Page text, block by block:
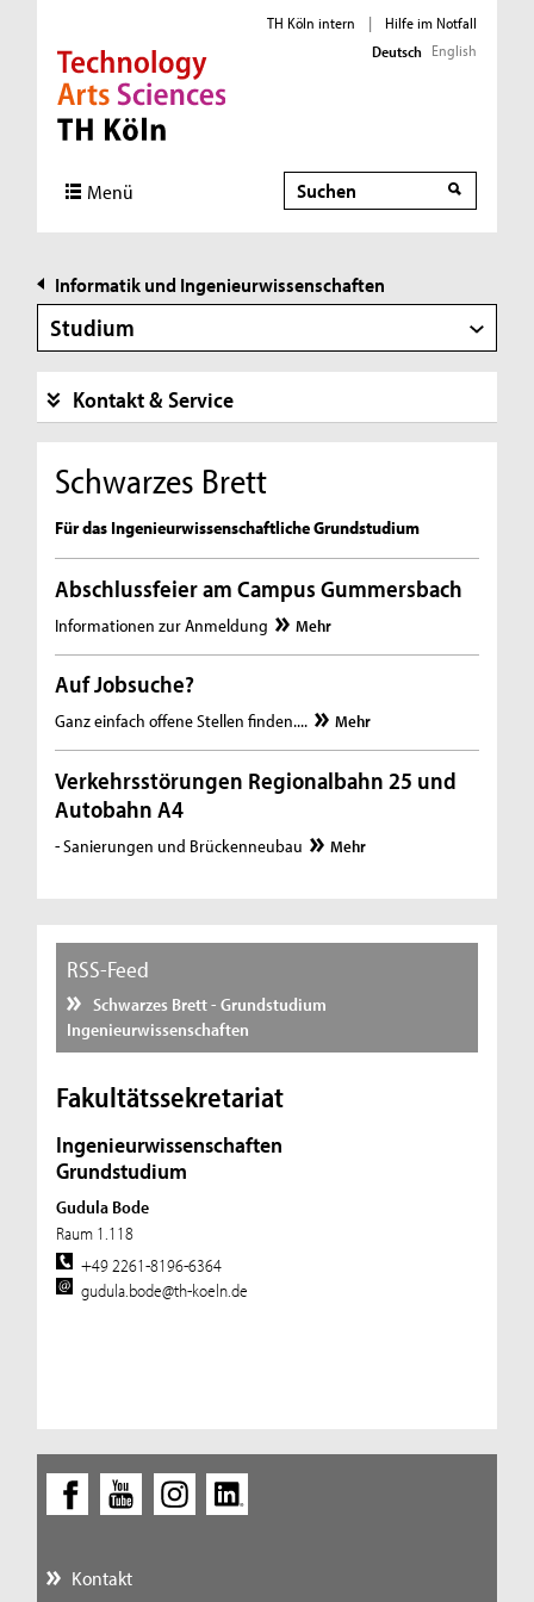
Direkt zur Hauptnavigation
Direkt zur Subnavigation
Direkt zum Inhalt
Direkt zum Fußbereich
TH Köln intern |
Hilfe im Notfall
Deutsch English
Menü Suche
Suche
Informatik und Ingenieurwissenschaften
Studium
Kontakt & Service
Schwarzes Brett
Für das Ingenieurwissenschaftliche Grundstudium
Abschlussfeier am Campus Gummersbach
Informationen zur Anmeldung Mehr
Auf Jobsuche?
Ganz einfach offene Stellen finden.... Mehr
Verkehrsstörungen Regionalbahn 25 und
Autobahn A4
- Sanierungen und Brückenneubau Mehr
RSS-Feed
Schwarzes Brett - Grundstudium
Ingenieurwissenschaften
Fakultätssekretariat
Ingenieurwissenschaften
Grundstudium
Gudula Bode
Raum 1.118
+49 2261-8196-6364
gudula.bode@th-koeln.de
Kontakt